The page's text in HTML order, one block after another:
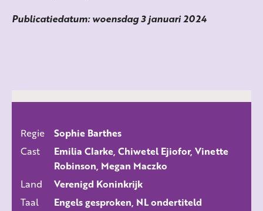
Publicatiedatum: woensdag 3 januari 2024
Regie
Sophie Barthes
Cast
Emilia Clarke, Chiwetel Ejiofor, Vinette
Robinson, Megan Maczko
Land
Verenigd Koninkrijk
Taal
Engels gesproken, NL ondertiteld